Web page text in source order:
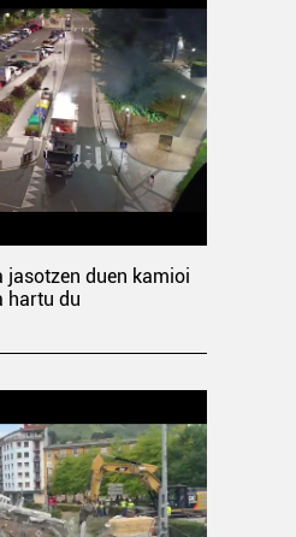
jasotzen duen kamioi
hartu du